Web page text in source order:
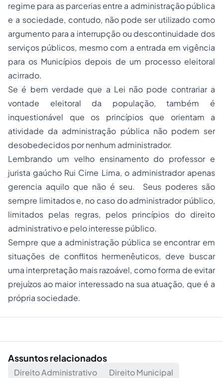
regime para as parcerias entre a administração pública
e a sociedade, contudo, não pode ser utilizado como
argumento para a interrupção ou descontinuidade dos
serviços públicos, mesmo com a entrada em vigência
para os Municípios depois de um processo eleitoral
acirrado.
Se é bem verdade que a Lei não pode contrariar a
vontade eleitoral da população, também é
inquestionável que os princípios que orientam a
atividade da administração pública não podem ser
desobedecidos por nenhum administrador.
Lembrando um velho ensinamento do professor e
jurista gaúcho Rui Cirne Lima, o administrador apenas
gerencia aquilo que não é seu. Seus poderes são
sempre limitados e, no caso do administrador público,
limitados pelas regras, pelos princípios do direito
administrativo e pelo interesse público.
Sempre que a administração pública se encontrar em
situações de conflitos hermenêuticos, deve buscar
uma interpretação mais razoável, como forma de evitar
prejuízos ao maior interessado na sua atuação, que é a
própria sociedade.
Assuntos relacionados
Direito Administrativo
Direito Municipal